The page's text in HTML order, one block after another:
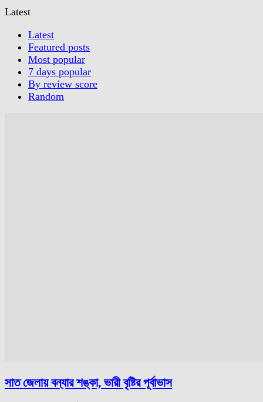
Latest
Latest
Featured posts
Most popular
7 days popular
By review score
Random
সাত জেলায় বন্যার শঙ্কা, ভারী বৃষ্টির পূর্বাভাস